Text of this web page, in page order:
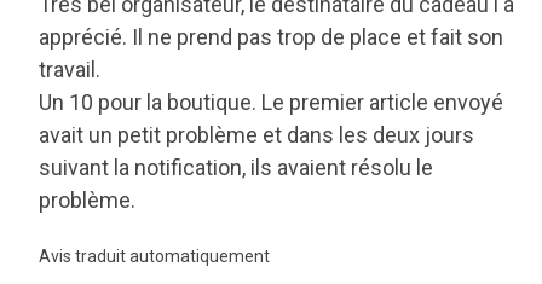
apprécié. Il ne prend pas trop de place et fait son
travail.
Un 10 pour la boutique. Le premier article envoyé
avait un petit problème et dans les deux jours
suivant la notification, ils avaient résolu le
problème.
Avis traduit automatiquement